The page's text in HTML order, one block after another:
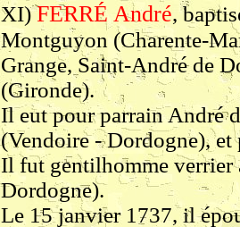
XI)FERRÉ André,
Montguyon (Charente-
Grange, Saint-André de
(Gironde).
Il eut pour parrain André
(Vendoire - Dordogne), et
Il fut gentilhomme verrier
Dordogne).
Le 15 janvier 1737, il